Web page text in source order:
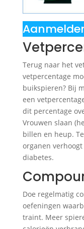
Terug naar het
vetpercentage
buikspieren? Bij
een
dit percentage
Vrouwen slaan
billen en heup.
organen
diabetes.
Doe regelmatig
oefeningen
traint. Meer